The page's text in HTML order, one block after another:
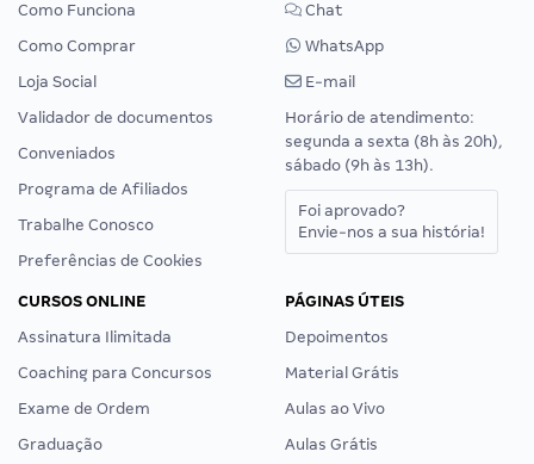
Como Funciona
Como Comprar
Loja Social
Validador de documentos
Conveniados
Programa de Afiliados
Trabalhe Conosco
Preferências de Cookies
Chat
WhatsApp
E-mail
Horário de atendimento:
segunda a sexta (8h às 20h),
sábado (9h às 13h).
Foi aprovado?
Envie-nos a sua história!
CURSOS ONLINE
Assinatura Ilimitada
Coaching para Concursos
Exame de Ordem
Graduação
PÁGINAS ÚTEIS
Depoimentos
Material Grátis
Aulas ao Vivo
Aulas Grátis